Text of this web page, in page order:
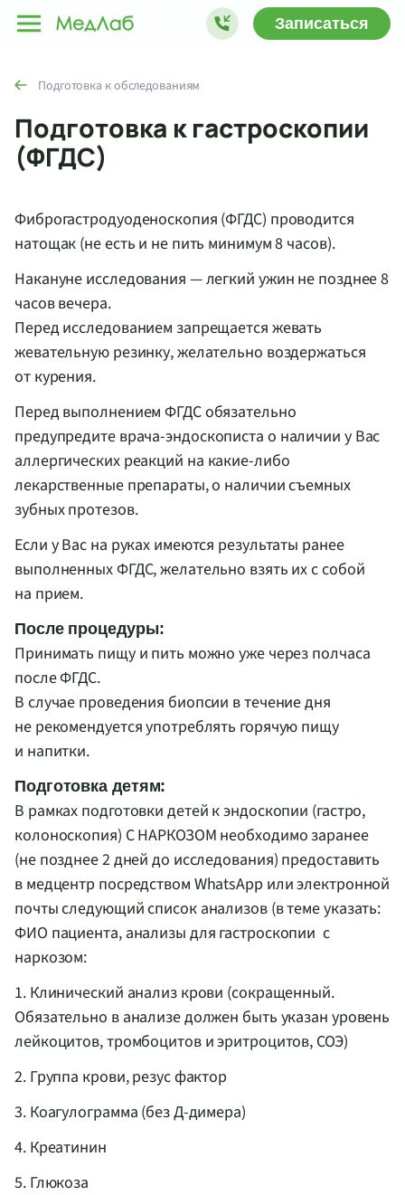
Записаться
Подготовка к обследованиям
Подготовка к гастроскопии
(ФГДС)
Фиброгастродуоденоскопия (ФГДС) проводится
натощак (не есть и не пить минимум 8 часов).
Накануне исследования — легкий ужин не позднее 8
часов вечера.
Перед исследованием запрещается жевать
жевательную резинку, желательно воздержаться
от курения.
Перед выполнением ФГДС обязательно
предупредите врача-эндоскописта о наличии у Вас
аллергических реакций на какие-либо
лекарственные препараты, о наличии съемных
зубных протезов.
Если у Вас на руках имеются результаты ранее
выполненных ФГДС, желательно взять их с собой
на прием.
После процедуры:
Принимать пищу и пить можно уже через полчаса
после ФГДС.
В случае проведения биопсии в течение дня
не рекомендуется употреблять горячую пищу
и напитки.
Подготовка детям:
В рамках подготовки детей к эндоскопии (гастро,
колоноскопия) С НАРКОЗОМ необходимо заранее
(не позднее 2 дней до исследования) предоставить
в медцентр посредством WhatsApp или электронной
почты следующий список анализов (в теме указать:
ФИО пациента, анализы для гастроскопии с
наркозом:
1. Клинический анализ крови (сокращенный.
Обязательно в анализе должен быть указан уровень
лейкоцитов, тромбоцитов и эритроцитов, СОЭ)
2. Группа крови, резус фактор
3. Коагулограмма (без Д-димера)
4. Креатинин
5. Глюкоза